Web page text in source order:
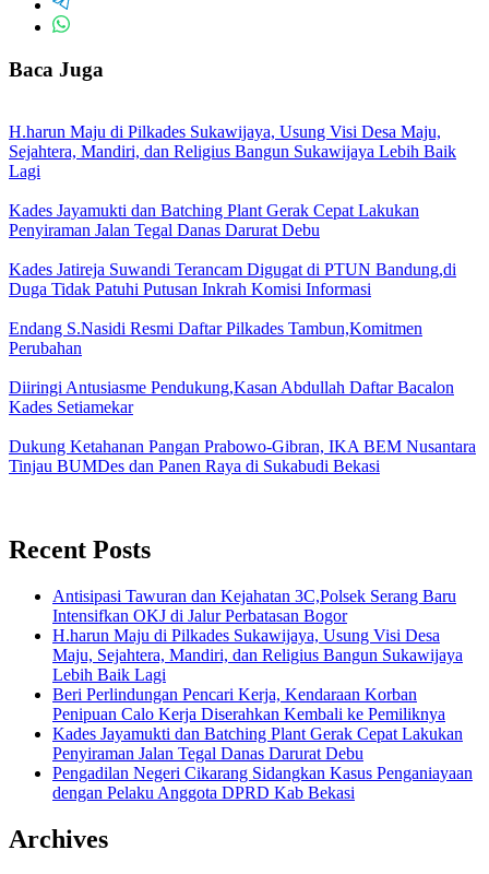
Baca Juga
H.harun Maju di Pilkades Sukawijaya, Usung Visi Desa Maju,
Sejahtera, Mandiri, dan Religius Bangun Sukawijaya Lebih Baik
Lagi
Kades Jayamukti dan Batching Plant Gerak Cepat Lakukan
Penyiraman Jalan Tegal Danas Darurat Debu
Kades Jatireja Suwandi Terancam Digugat di PTUN Bandung,di
Duga Tidak Patuhi Putusan Inkrah Komisi Informasi
Endang S.Nasidi Resmi Daftar Pilkades Tambun,Komitmen
Perubahan
Diiringi Antusiasme Pendukung,Kasan Abdullah Daftar Bacalon
Kades Setiamekar
Dukung Ketahanan Pangan Prabowo-Gibran, IKA BEM Nusantara
Tinjau BUMDes dan Panen Raya di Sukabudi Bekasi
Recent Posts
Antisipasi Tawuran dan Kejahatan 3C,Polsek Serang Baru
Intensifkan OKJ di Jalur Perbatasan Bogor
H.harun Maju di Pilkades Sukawijaya, Usung Visi Desa
Maju, Sejahtera, Mandiri, dan Religius Bangun Sukawijaya
Lebih Baik Lagi
Beri Perlindungan Pencari Kerja, Kendaraan Korban
Penipuan Calo Kerja Diserahkan Kembali ke Pemiliknya
Kades Jayamukti dan Batching Plant Gerak Cepat Lakukan
Penyiraman Jalan Tegal Danas Darurat Debu
Pengadilan Negeri Cikarang Sidangkan Kasus Penganiayaan
dengan Pelaku Anggota DPRD Kab Bekasi
Archives